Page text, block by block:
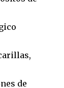
de